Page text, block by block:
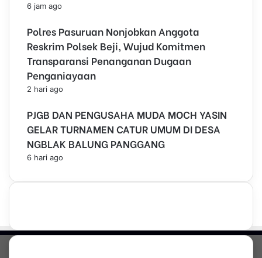
n
P
a
l
a
g
i
n
t
K
n
6 jam ago
Polres Pasuruan Nonjobkan Anggota
Reskrim Polsek Beji, Wujud Komitmen
Transparansi Penanganan Dugaan
Penganiayaan
2 hari ago
PJGB DAN PENGUSAHA MUDA MOCH YASIN
GELAR TURNAMEN CATUR UMUM DI DESA
NGBLAK BALUNG PANGGANG
6 hari ago